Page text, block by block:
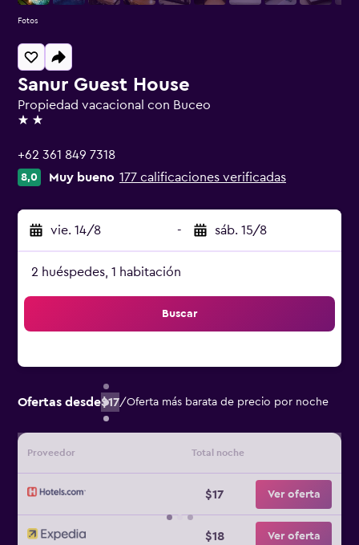
Sanur Guest House
Propiedad vacacional con Buceo
2 estrellas
+62 361 849 7318
8,0 Muy bueno 177 calificaciones verificadas
vie. 14/8 - sáb. 15/8
2 huéspedes, 1 habitación
Buscar
Ofertas desde$17/Oferta más barata de precio por noche
Proveedor Total noche
$17 Ver oferta
$18 Ver oferta
Fotos